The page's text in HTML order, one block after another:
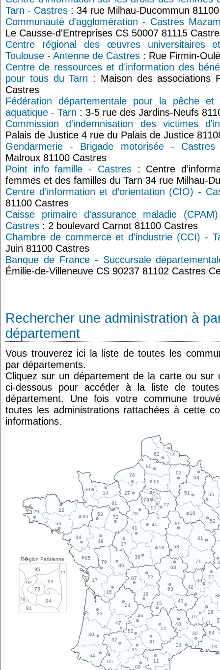
Tarn - Castres : 34 rue Milhau-Ducommun
Communauté d'agglomération - Castres
Le Causse-d'Entreprises CS 50007 81115
Centre régional des œuvres universitaires
Toulouse - Antenne de Castres : Rue Firmin-
Centre de ressources et d’information des
pour tous du Tarn : Maison des associations
Castres
Fédération départementale pour la pêche
aquatique - Tarn : 3-5 rue des Jardins-Neufs
Commission d'indemnisation des victimes
Palais de Justice 4 rue du Palais de Justice
Gendarmerie - Brigade motorisée - Castres
Malroux 81100 Castres
Point info famille - Castres: Centre
femmes et des familles du Tarn 34 rue Milhau-
Centre d’information et d’orientation (CIO) -
81100 Castres
Caisse primaire d'assurance maladie
Castres : 2 boulevard Carnot 81100 Castres
Chambre de commerce et d'industrie (CCI) -
Juin 81100 Castres
Banque de France - Succursale
Émilie-de-Villeneuve CS 90237 81102 Castres
Rechercher une administration à
département
Vous trouverez ici la liste de toutes les
par départements.
Cliquez sur un département de la carte ou sur
ci-dessous pour accéder à la liste de
département. Une fois votre commune
toutes les administrations rattachées à cette
informations.
R�gion Parisienne
77
78
91
95
93
75
94
92
10
11
12
13
14
15
16
17
18
19
21
22
23
24
26
27
28
29
30
31
32
33
34
35
36
37
40
41
42
43
44
45
46
47
48
49
50
51
52
53
55
56
58
59
60
61
62
63
64
65
69
01
02
03
07
08
09
71
72
76
77
78
79
80
81
82 84
85
86
87
89
91
95